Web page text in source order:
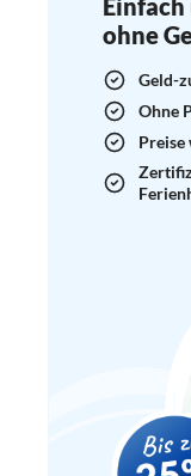
ohne
Geld-
Ohne
Preise